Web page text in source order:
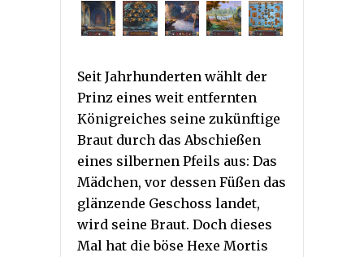
Seit Jahrhunderten wählt der
Prinz eines weit entfernten
Königreiches seine zukünftige
Braut durch das Abschießen
eines silbernen Pfeils aus: Das
Mädchen, vor dessen Füßen das
glänzende Geschoss landet,
wird seine Braut. Doch dieses
Mal hat die böse Hexe Mortis